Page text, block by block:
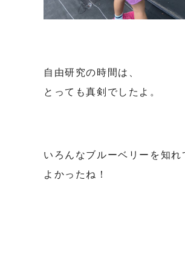
自由研究の時間は、
とっても真剣でしたよ。
いろんなブルーベリーを知れ
よかったね！